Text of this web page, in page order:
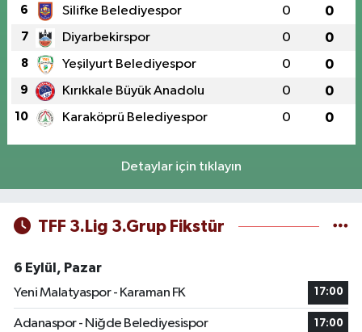
6 Silifke Belediyespor 0 0
7 Diyarbekirspor 0 0
8 Yeşilyurt Belediyespor 0 0
9 Kırıkkale Büyük Anadolu 0 0
10 Karaköprü Belediyespor 0 0
Detaylar için tıklayın
TFF 3.Lig 3.Grup Fikstür
6 Eylül, Pazar
Yeni Malatyaspor - Karaman FK
17:00
Adanaspor - Niğde Belediyesispor 17:00